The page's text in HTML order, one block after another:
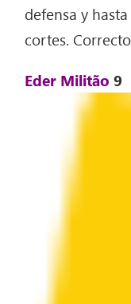
defensa y
cortes.
Eder Militão9